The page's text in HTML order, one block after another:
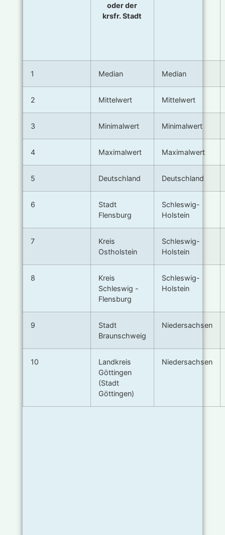
oder der
krsfr. Stadt
1 Median Median
2 Mittelwert Mittelwert
3 Minimalwert Minimalwert
4 Maximalwert Maximalwert
5 Deutschland Deutschland
6
Stadt
Flensburg
Schleswig-
Holstein
7
Kreis
Ostholstein
Schleswig-
Holstein
8
Kreis
Schleswig -
Flensburg
Schleswig-
Holstein
9
Stadt
Braunschweig
Niedersachsen
10
Landkreis
Göttingen
(Stadt
Göttingen)
Niedersachsen